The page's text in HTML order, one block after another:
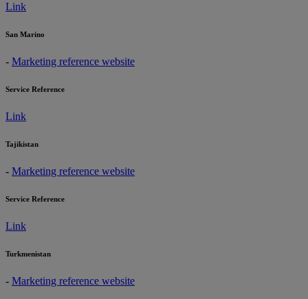
Link
San Marino
- Marketing reference website
Service Reference
Link
Tajikistan
- Marketing reference website
Service Reference
Link
Turkmenistan
- Marketing reference website